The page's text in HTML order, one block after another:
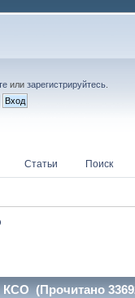
илизарегистрируйтесь
Статьи Поиск
КСО (Прочитано